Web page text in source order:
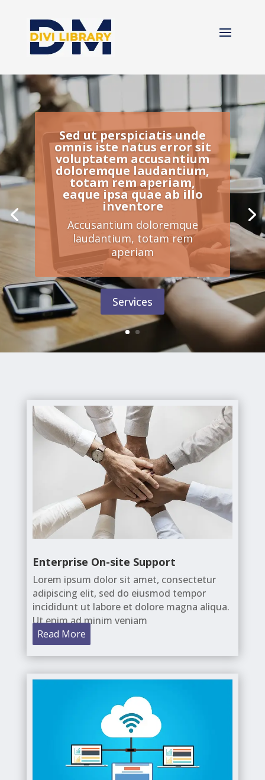
Sed ut perspiciatis unde
omnis iste natus error sit
voluptatem accusantium
doloremque laudantium,
totam rem aperiam,
eaque ipsa quae ab illo
inventore
Accusantium doloremque
laudantium, totam rem
aperiam
Services
Enterprise On-site Support
Lorem ipsum dolor sit amet, consectetur
adipiscing elit, sed do eiusmod tempor
incididunt ut labore et dolore magna aliqua.
Ut enim ad minim veniam
Read More